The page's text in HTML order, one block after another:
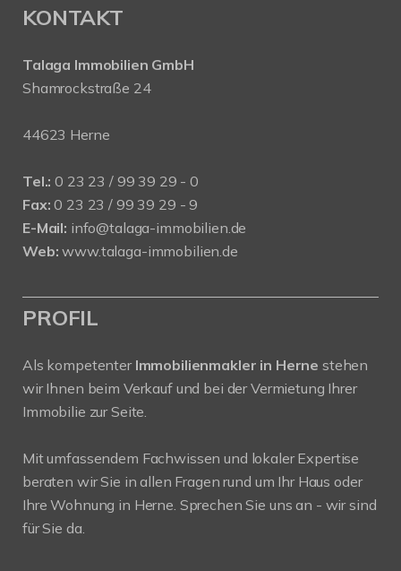
KONTAKT
Talaga Immobilien GmbH
Shamrockstraße 24
44623 Herne
Tel.: 0 23 23 / 99 39 29 - 0
Fax: 0 23 23 / 99 39 29 - 9
E-Mail: info@talaga-immobilien.de
Web: www.talaga-immobilien.de
PROFIL
Als kompetenter Immobilienmakler in Herne stehen
wir Ihnen beim Verkauf und bei der Vermietung Ihrer
Immobilie zur Seite.
Mit umfassendem Fachwissen und lokaler Expertise
beraten wir Sie in allen Fragen rund um Ihr Haus oder
Ihre Wohnung in Herne. Sprechen Sie uns an - wir sind
für Sie da.